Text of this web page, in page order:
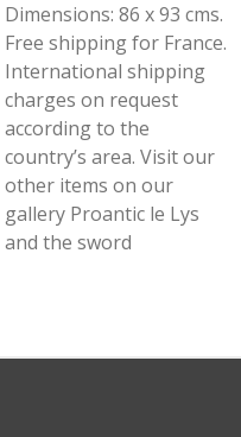
Dimensions: 86 x 93 cms.
Free shipping for France.
International shipping
charges on request
according to the
country’s area. Visit our
other items on our
gallery Proantic le Lys
and the sword